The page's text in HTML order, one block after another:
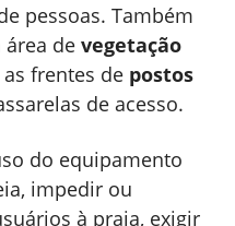
pessoas. Também
área de vegetação
frentes de postos
de acesso.
do equipamento
impedir ou
à praia, exigir